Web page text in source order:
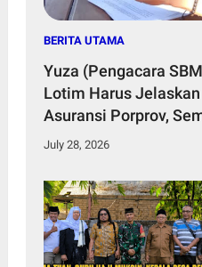
BERITA UTAMA
Yuza (Pengacara
Lotim Harus
Asuransi Porprov,
Tak Dapat Santunan
July 28, 2026